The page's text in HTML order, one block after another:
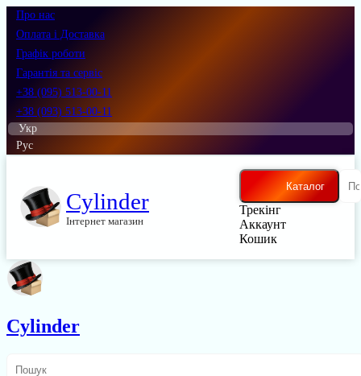
Про нас
Оплата і Доставка
Графік роботи
Гарантія та сервіс
+38 (095) 513-00-11
+38 (093) 513-00-11
Укр
Рус
Cylinder
Інтернет магазин
Каталог
Трекінг
Аккаунт
Кошик
Cylinder